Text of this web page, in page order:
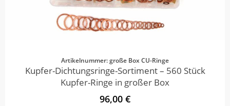
Artikelnummer: große Box CU-Ringe
Kupfer-Dichtungsringe-Sortiment – 560 Stück
Kupfer-Ringe in großer Box
96,00 €